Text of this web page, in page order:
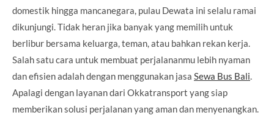
domestik hingga mancanegara, pulau Dewata ini selalu ramai
dikunjungi. Tidak heran jika banyak yang memilih untuk
berlibur bersama keluarga, teman, atau bahkan rekan kerja.
Salah satu cara untuk membuat perjalananmu lebih nyaman
dan efisien adalah dengan menggunakan jasa Sewa Bus Bali.
Apalagi dengan layanan dari Okkatransport yang siap
memberikan solusi perjalanan yang aman dan menyenangkan.